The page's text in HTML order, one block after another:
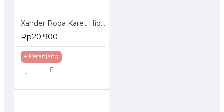
Xander Roda Karet Hidup Rem 3 inch - Roda Troli Trolley Trolly
Rp20.900
+ Keranjang